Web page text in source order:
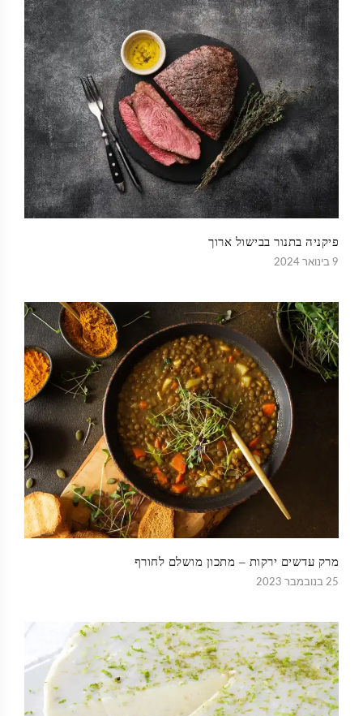
פיקניה בתנור בבישול ארוך
9 בינואר 2024
מרק עדשים ירקות – מתכון מושלם לחורף
25 בנובמבר 2023